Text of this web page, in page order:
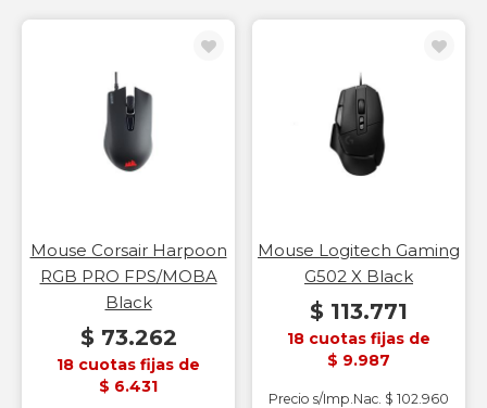
Mouse Corsair Harpoon
RGB PRO FPS/MOBA
Black
$ 73.262
18 cuotas fijas de
$ 6.431
Mouse Logitech Gaming
G502 X Black
$ 113.771
18 cuotas fijas de
$ 9.987
Precio s/Imp.Nac. $ 102.960